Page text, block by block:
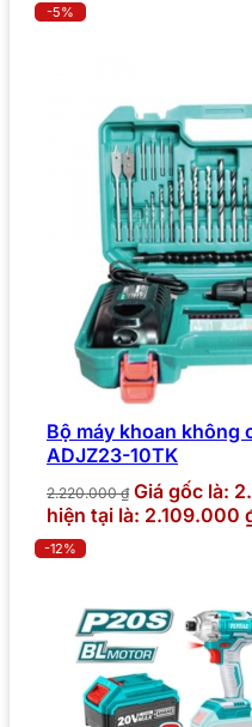
-5%
Bộ máy khoan không
ADJZ23-10TK
2.220.000₫ Giá gốc là:
hiện tại là: 2.109.000
-12%